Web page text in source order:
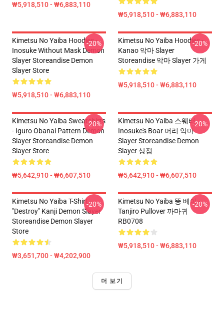
₩5,918,510 - ₩6,883,110
₩5,918,510 - ₩6,883,110
Kimetsu No Yaiba Hoodies -
Inosuke Without Mask Demon
Slayer Storeandise Demon
Slayer Store
₩5,918,510 - ₩6,883,110
-20%
Kimetsu No Yaiba Hoodies -
Kanao 악마 Slayer
Storeandise 악마 Slayer 가게
₩5,918,510 - ₩6,883,110
-20%
Kimetsu No Yaiba Sweatshirts
- Iguro Obanai Pattern Demon
Slayer Storeandise Demon
Slayer Store
₩5,642,910 - ₩6,607,510
-20%
Kimetsu No Yaiba 스웨터
Inosuke's Boar 머리 악마
Slayer Storeandise Demon
Slayer 상점
₩5,642,910 - ₩6,607,510
-20%
Kimetsu No Yaiba T-Shirt -
"Destroy" Kanji Demon Slayer
Storeandise Demon Slayer
Store
₩3,651,700 - ₩4,202,900
-20%
Kimetsu No Yaiba 뚱 베어 -
Tanjiro Pullover 까마귀
RB0708
₩5,918,510 - ₩6,883,110
-20%
더 보기